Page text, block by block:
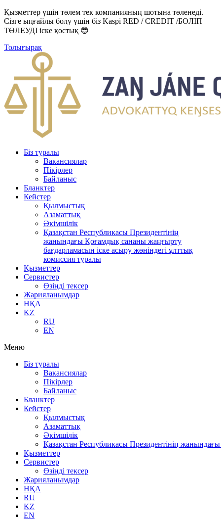
Қызметтер үшін төлем тек компанияның шотына төленеді.
Сізге ыңғайлы болу үшін біз Kaspi RED / CREDIT /БӨЛІП
ТӨЛЕУДІ іске қостық 😎
Толығырақ
Біз туралы
Вакансиялар
Пікірлер
Байланыс
Бланктер
Кейстер
Қылмыстық
Азаматтық
Әкімшілік
Қазақстан Республикасы Президентінің
жанындағы Қоғамдық сананы жаңғырту
бағдарламасын іске асыру жөніндегі ұлттық
комиссия туралы
Қызметтер
Сервистер
Өзіңді тексер
Жарияланымдар
НҚА
KZ
RU
EN
Меню
Біз туралы
Вакансиялар
Пікірлер
Байланыс
Бланктер
Кейстер
Қылмыстық
Азаматтық
Әкімшілік
Қазақстан Республикасы Президентінің
Қызметтер
Сервистер
Өзіңді тексер
Жарияланымдар
НҚА
RU
KZ
EN